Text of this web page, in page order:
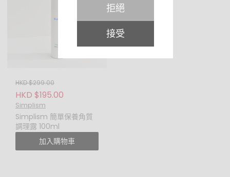
HKD $299.00
HKD $195.00
Simplism
Simplism 簡單保養角質
調理露 100ml
加入購物車
第三者承擔任何責任。
拒絕
接受